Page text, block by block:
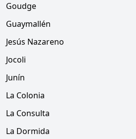
Goudge
Guaymallén
Jesús Nazareno
Jocoli
Junín
La Colonia
La Consulta
La Dormida